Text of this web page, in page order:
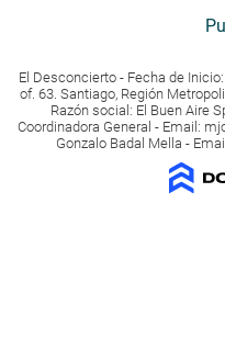
El Desconcierto - Fecha de
of. 63. Santiago, Región
Razón social: El Buen Aire
Coordinadora General - Email:
Gonzalo Badal Mella -